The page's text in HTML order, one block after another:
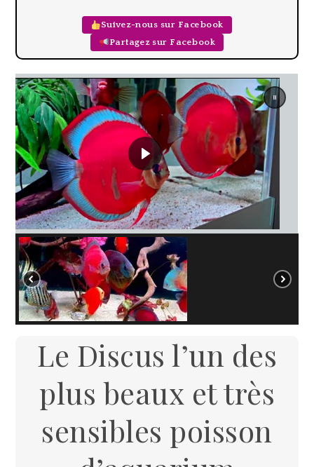
Suivez-nous sur Facebook
Partagez sur Facebook
Le Discus l’un des
plus beaux et très
sensibles poisson